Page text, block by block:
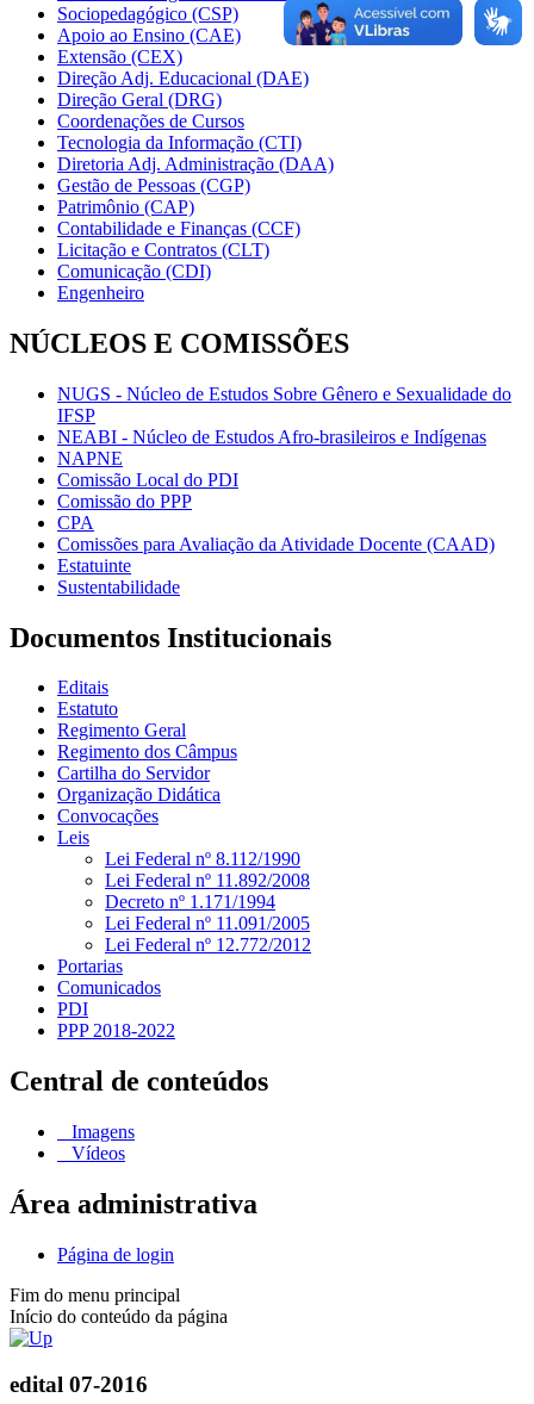
Sociopedagógico (CSP)
Apoio ao Ensino (CAE)
Extensão (CEX)
Direção Adj. Educacional (DAE)
Direção Geral (DRG)
Coordenações de Cursos
Tecnologia da Informação (CTI)
Diretoria Adj. Administração (DAA)
Gestão de Pessoas (CGP)
Patrimônio (CAP)
Contabilidade e Finanças (CCF)
Licitação e Contratos (CLT)
Comunicação (CDI)
Engenheiro
NÚCLEOS E COMISSÕES
NUGS - Núcleo de Estudos Sobre Gênero e Sexualidade do
IFSP
NEABI - Núcleo de Estudos Afro-brasileiros e Indígenas
NAPNE
Comissão Local do PDI
Comissão do PPP
CPA
Comissões para Avaliação da Atividade Docente (CAAD)
Estatuinte
Sustentabilidade
Documentos Institucionais
Editais
Estatuto
Regimento Geral
Regimento dos Câmpus
Cartilha do Servidor
Organização Didática
Convocações
Leis
Lei Federal nº 8.112/1990
Lei Federal nº 11.892/2008
Decreto nº 1.171/1994
Lei Federal nº 11.091/2005
Lei Federal nº 12.772/2012
Portarias
Comunicados
PDI
PPP 2018-2022
Central de conteúdos
Imagens
Vídeos
Área administrativa
Página de login
Fim do menu principal
Início do conteúdo da página
edital 07-2016